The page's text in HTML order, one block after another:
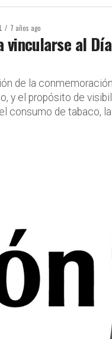
7 años ago
vincularse al
de la
y el propósito de
consumo de tabaco, la